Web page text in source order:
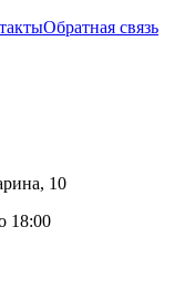
Обратная связь
10
18:00